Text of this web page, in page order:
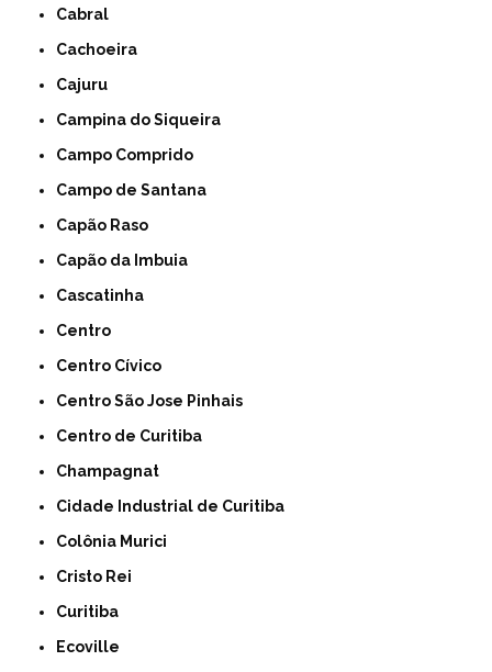
Cabral
Cachoeira
Cajuru
Campina do Siqueira
Campo Comprido
Campo de Santana
Capão Raso
Capão da Imbuia
Cascatinha
Centro
Centro Cívico
Centro São Jose Pinhais
Centro de Curitiba
Champagnat
Cidade Industrial de Curitiba
Colônia Murici
Cristo Rei
Curitiba
Ecoville